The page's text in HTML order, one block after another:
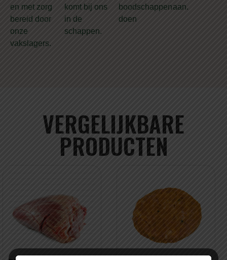
en met zorg
bereid door
onze
vakslagers.
komt bij ons
in de
schappen.
boodschappen
doen
aan.
VERGELIJKBARE
PRODUCTEN